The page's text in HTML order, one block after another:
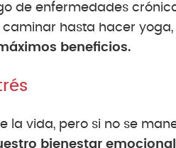
de enfermedades
hasta hacer
beneficios.
la vida, pero si no se
bienestar